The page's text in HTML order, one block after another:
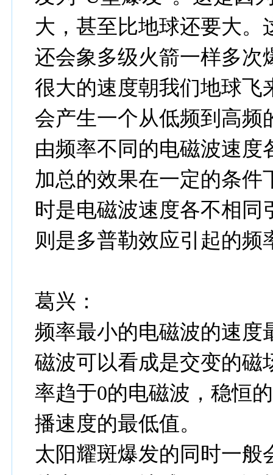
大，甚至比地球还要大。
还会象多级火箭一样多次
很大的速度朝我们地球飞
会产生一个从低频到高频
由频率不同的电磁波速度
加总的效果在一定的条
时是电磁波速度各不相同
则是多普勒效应引起的频
葛兴：
频率最小的电磁波的速度
磁波可以看成是交变的磁
率趋于0的电磁波，稳恒
播速度的最低值。
太阳耀斑爆发的同时一般